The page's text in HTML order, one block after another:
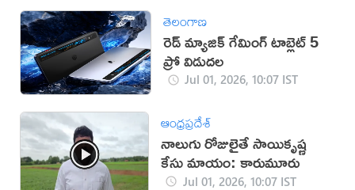
తెలంగాణ
రెడ్ మ్యాజిక్ గేమింగ్ టాబ్లెట్ 5
ప్రో విడుదల
Jul 01, 2026, 10:07 IST
ఆంధ్రప్రదేశ్
నాలుగు రోజులైతే సాయికృష్ణ
కేసు మాయం: కారుమూరు
Jul 01, 2026, 10:07 IST